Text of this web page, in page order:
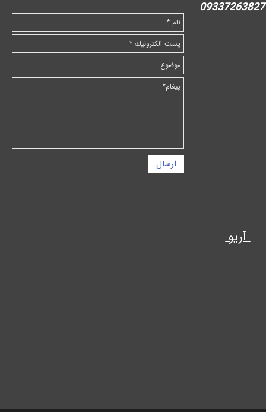
ارسال
09337263827
آریو